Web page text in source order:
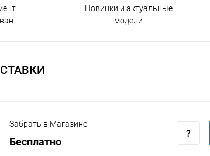
Новинки и актуальные
модели
Забрать в Магазине
Бесплатно
25
25%